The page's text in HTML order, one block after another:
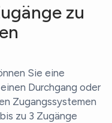
zu
Sie eine
Durchgang oder
Zugangssystemen
zu 3 Zugänge